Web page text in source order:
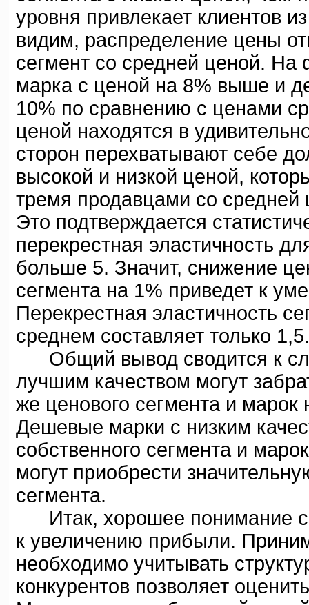
уровня привлекает клиентов
видим, распределение цены
сегмент со средней ценой. На
марка с ценой на 8% выше и
10% по сравнению с ценами
ценой находятся в
сторон перехватывают себе
высокой и низкой ценой,
тремя продавцами со средней
Это подтверждается
перекрестная эластичность
больше 5. Значит, снижение
сегмента на 1% приведет к
Перекрестная эластичность
среднем составляет только 1,5.
Общий вывод сводится к
лучшим качеством могут
же ценового сегмента и
Дешевые марки с низким
собственного сегмента и
могут приобрести
сегмента.
Итак, хорошее понимание
к увеличению прибыли.
необходимо учитывать
конкурентов позволяет